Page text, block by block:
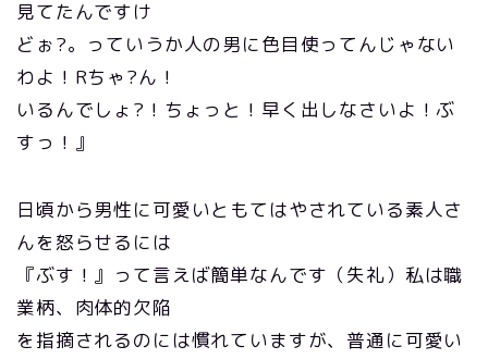
見てたんですけ
どぉ?。っていうか人の男に色目使ってんじゃない
わよ！Rちゃ?ん！
いるんでしょ?！ちょっと！早く出しなさいよ！ぶ
すっ！』
日頃から男性に可愛いともてはやされている素人さ
んを怒らせるには
『ぶす！』って言えば簡単なんです（失礼）私は職
業柄、肉体的欠陥
を指摘されるのには慣れていますが、普通に可愛い